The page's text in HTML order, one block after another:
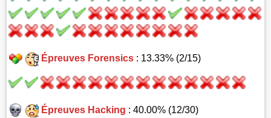
Épreuves Forensics: 13.33% (2/15)
Épreuves Hacking : 40.00% (12/30)